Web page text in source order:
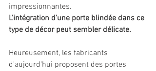
impressionnantes.
L'intégration d'une porte blindée dans ce
type de décor peut sembler délicate.
Heureusement, les fabricants
d'aujourd'hui proposent des portes